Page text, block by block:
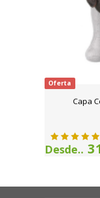
Oferta
Capa
Desde..